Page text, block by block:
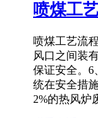
喷煤工
喷煤工艺流
风口之间装
保证安全。6
统在安全措
2%的热风炉